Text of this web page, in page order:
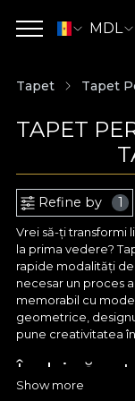
MDL
Tapet Tapet
TAPET
Refine by 1
Vrei să-ți transformi
la prima vedere?
rapide modalități
necesar un proces
memorabil cu
geometrice,
pune creativitatea
Îmbină
Show more